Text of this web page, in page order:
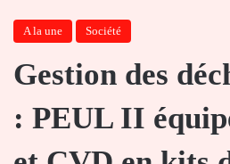
A la une Société
Gestion des
: PEUL II